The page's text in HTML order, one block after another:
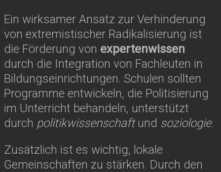
Ein wirksamer Ansatz zur Verhinderung
von extremistischer Radikalisierung ist
die Förderung von expertenwissen
durch die Integration von Fachleuten in
Bildungseinrichtungen. Schulen sollten
Programme entwickeln, die Politisierung
im Unterricht behandeln, unterstützt
durch politikwissenschaftund soziologie.
Zusätzlich ist es wichtig, lokale
Gemeinschaften zu stärken. Durch den